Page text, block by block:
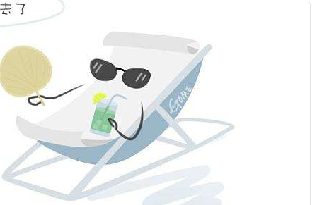
广期
所
15% 8%
棉一号 12% 6% 17%
棉纱
12% 6% 17%
17% 8% 20%
10%
甲醇
14% 7% 17%
9%
16% 8% 17%
9%
短纤
15% 7% 17%
9%